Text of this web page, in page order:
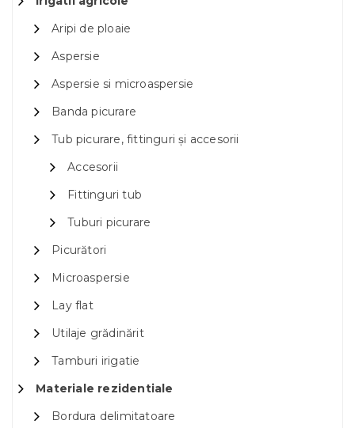
Aripi de ploaie
Aspersie
Aspersie si microaspersie
Banda picurare
Tub picurare, fittinguri și accesorii
Accesorii
Fittinguri tub
Tuburi picurare
Picurători
Microaspersie
Lay flat
Utilaje grădinărit
Tamburi irigatie
Materiale rezidentiale
Bordura delimitatoare